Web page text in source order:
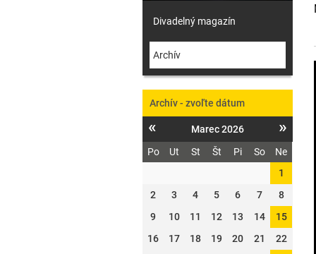
Divadelný magazín
Archív
Archív - zvoľte dátum
« Marec 2026 »
Po Ut St Št Pi So
Ne
1
2
3 4 5 6 7
8
9
10 11 12 13 14
15
16
17 18 19 20 21
22